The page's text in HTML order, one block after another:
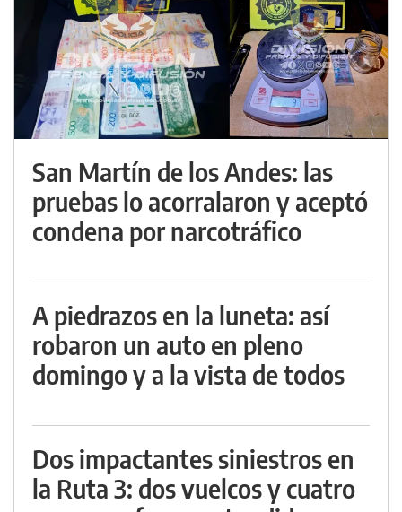
San Martín de los Andes: las
pruebas lo acorralaron y aceptó
condena por narcotráfico
A piedrazos en la luneta: así
robaron un auto en pleno
domingo y a la vista de todos
Dos impactantes siniestros en
la Ruta 3: dos vuelcos y cuatro